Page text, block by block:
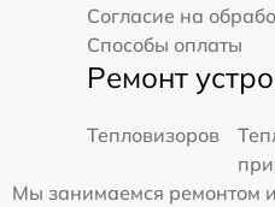
Согласие на
Способы оплаты
Ремонт
Тепловизоров
Мы занимаемся ремонтом